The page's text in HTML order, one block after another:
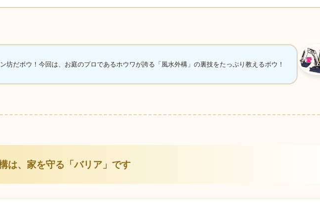
坊だボウ！今回は、お庭のプロであるホウワが誇る「風水外構」の裏技をたっぷり教えるボウ！
は、家を守る「バリア」です